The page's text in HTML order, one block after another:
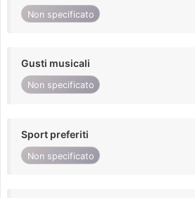
Non specificato
Gusti musicali
Non specificato
Sport preferiti
Non specificato